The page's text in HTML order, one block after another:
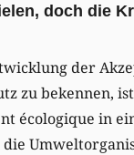
doch die
der
zu bekennen,
écologique in
die